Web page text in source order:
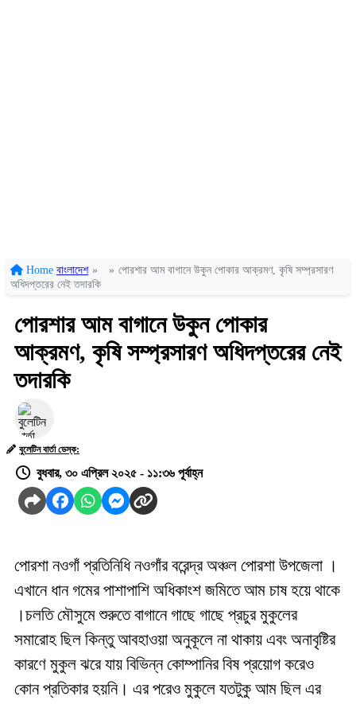
Home বাংলাদেশ » » পোরশার আম বাগানে উকুন পোকার আক্রমণ, কৃষি সম্প্রসারণ
অধিদপ্তরের নেই তদারকি
পোরশার আম বাগানে উকুন পোকার
আক্রমণ, কৃষি সম্প্রসারণ অধিদপ্তরের নেই
তদারকি
বুলেটিন বার্তা ডেস্ক:
বুধবার, ৩০ এপ্রিল ২০২৫ - ১১:৩৬ পূর্বাহ্ন
পোরশা নওগাঁ প্রতিনিধি নওগাঁর বরেন্দ্র অঞ্চল পোরশা উপজেলা ।
এখানে ধান গমের পাশাপাশি অধিকাংশ জমিতে আম চাষ হয়ে থাকে
।চলতি মৌসুমে শুরুতে বাগানে গাছে গাছে প্রচুর মুকুলের
সমারোহ ছিল কিন্তু আবহাওয়া অনুকূলে না থাকায় এবং অনাবৃষ্টির
কারণে মুকুল ঝরে যায় বিভিন্ন কোম্পানির বিষ প্রয়োগ করেও
কোন প্রতিকার হয়নি। এর পরেও মুকুলে যতটুকু আম ছিল এর